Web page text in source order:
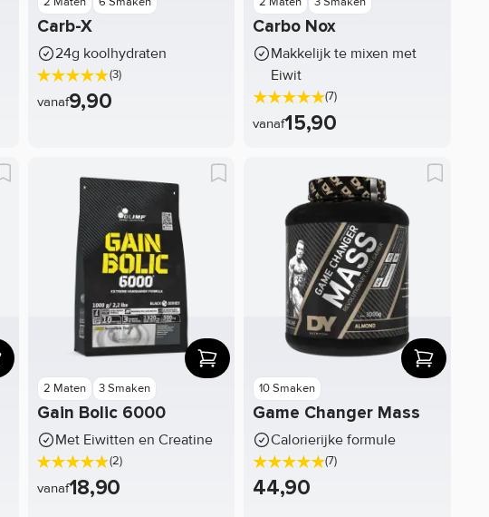
Carb-X
24g koolhydraten
(3)
vanaf9,90
Carbo Nox
Makkelijk te mixen met
Eiwit
(7)
vanaf15,90
2 Maten 3 Smaken
Gain Bolic 6000
Met Eiwitten en Creatine
(2)
vanaf18,90
10 Smaken
Game Changer Mass
Calorierijke formule
(7)
44,90